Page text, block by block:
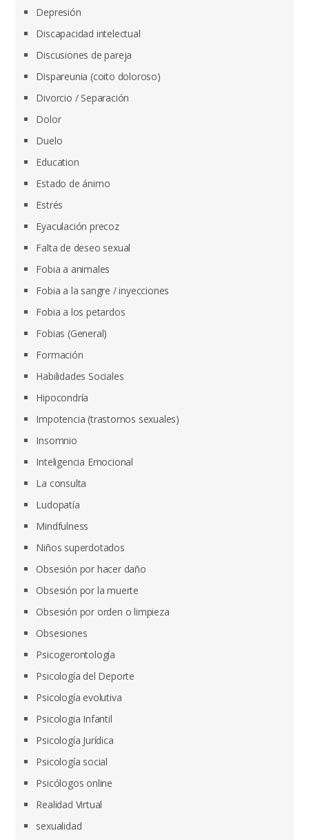
Depresión
Discapacidad intelectual
Discusiones de pareja
Dispareunia (coito doloroso)
Divorcio / Separación
Dolor
Duelo
Education
Estado de ánimo
Estrés
Eyaculación precoz
Falta de deseo sexual
Fobia a animales
Fobia a la sangre / inyecciones
Fobia a los petardos
Fobias (General)
Formación
Habilidades Sociales
Hipocondría
Impotencia (trastornos sexuales)
Insomnio
Inteligencia Emocional
La consulta
Ludopatía
Mindfulness
Niños superdotados
Obsesión por hacer daño
Obsesión por la muerte
Obsesión por orden o limpieza
Obsesiones
Psicogerontología
Psicología del Deporte
Psicología evolutiva
Psicologia Infantil
Psicología Jurídica
Psicología social
Psicólogos online
Realidad Virtual
sexualidad